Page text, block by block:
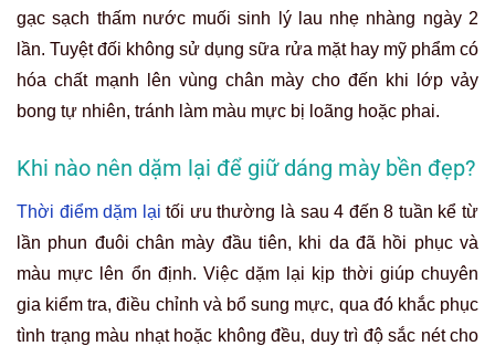
gạc sạch thấm nước muối sinh lý lau nhẹ nhàng ngày 2
lần. Tuyệt đối không sử dụng sữa rửa mặt hay mỹ phẩm có
hóa chất mạnh lên vùng chân mày cho đến khi lớp vảy
bong tự nhiên, tránh làm màu mực bị loãng hoặc phai.
Khi nào nên dặm lại để giữ dáng mày bền đẹp?
Thời điểm dặm lại tối ưu thường là sau 4 đến 8 tuần kể từ
lần phun đuôi chân mày đầu tiên, khi da đã hồi phục và
màu mực lên ổn định. Việc dặm lại kịp thời giúp chuyên
gia kiểm tra, điều chỉnh và bổ sung mực, qua đó khắc phục
tình trạng màu nhạt hoặc không đều, duy trì độ sắc nét cho